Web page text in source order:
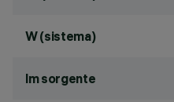
W (sistema)
lm sorgente